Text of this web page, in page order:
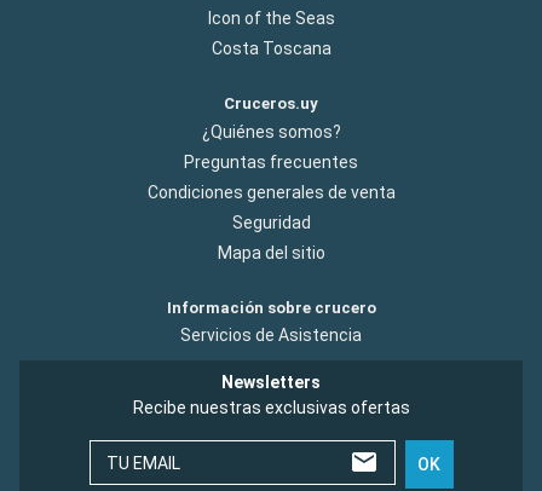
Icon of the Seas
Costa Toscana
Cruceros.uy
¿Quiénes somos?
Preguntas frecuentes
Condiciones generales de venta
Seguridad
Mapa del sitio
Información sobre crucero
Servicios de Asistencia
Newsletters
Recibe nuestras exclusivas ofertas
TU EMAIL OK